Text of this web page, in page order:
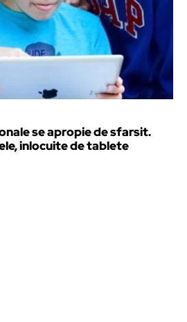
se apropie de sfarsit.
inlocuite de tablete